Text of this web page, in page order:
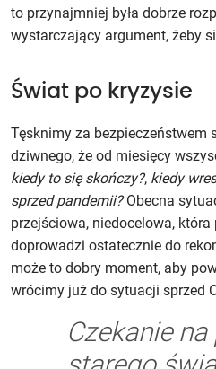
to przynajmniej była dobrze
wystarczający argument, żeby
Świat po kryzysie
Tęsknimy za bezpieczeństwem
dziwnego, że od miesięcy
kiedy to się skończy?, kiedy
sprzed pandemii?Obecna
przejściowa, niedocelowa,
doprowadzi ostatecznie do
może to dobry moment, aby
wrócimy już do sytuacji sprzed
Czekanie